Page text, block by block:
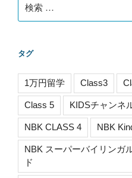
索:
タグ
1万円留学 Class3
Class 5 KIDSチャンネ
NBK CLASS 4 NBK
NBK スーパーバイリンガ
ド